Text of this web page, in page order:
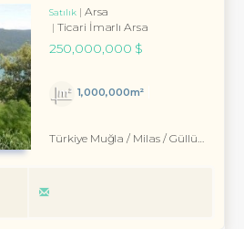
Satılık
Arsa
Ticari İmarlı Arsa
250,000,000 $
1,000,000m²
Türkiye Muğla / Milas/ Güllük